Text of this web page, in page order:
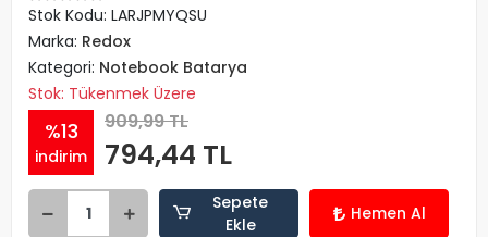
Stok Kodu: LARJPMYQSU
Marka: Redox
Kategori: Notebook Batarya
Stok: Tükenmek Üzere
%13
indirim
909,99 TL
794,44 TL
Sepete
Ekle
Hemen Al